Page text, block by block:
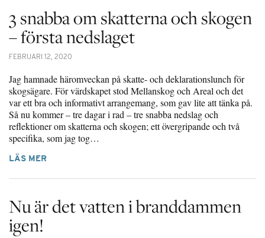
3 snabba om skatterna och skogen
– första nedslaget
FEBRUARI 12, 2020
Jag hamnade häromveckan på skatte- och deklarationslunch för
skogsägare. För värdskapet stod Mellanskog och Areal och det
var ett bra och informativt arrangemang, som gav lite att tänka på.
Så nu kommer – tre dagar i rad – tre snabba nedslag och
reflektioner om skatterna och skogen; ett övergripande och två
specifika, som jag tog…
LÄS MER
Nu är det vatten i branddammen
igen!